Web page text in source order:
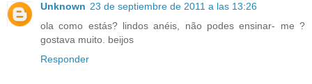
Unknown 23 de septiembre de 2011 a las 13:26
ola como estás? lindos anéis, não podes ensinar- me ?
gostava muito. beijos
Responder